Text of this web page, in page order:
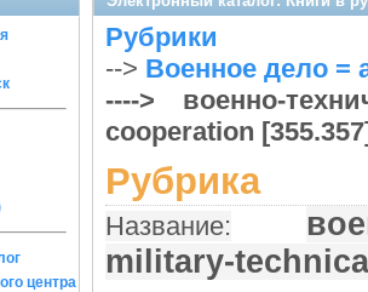
центра
Рубрики
--> Военное дело =
----> военно-
cooperation
Рубрика
Название:
military-